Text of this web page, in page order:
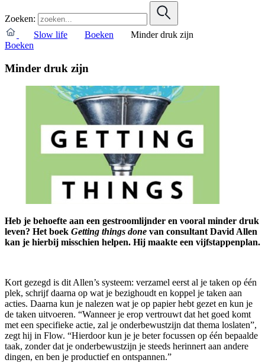
Zoeken:
Slow life
Boeken
Minder druk zijn
Boeken
Minder druk zijn
Heb je behoefte aan een gestroomlijnder en vooral minder druk
leven? Het boek Getting things done van consultant David Allen
kan je hierbij misschien helpen. Hij maakte een vijfstappenplan.
Kort gezegd is dit Allen’s systeem: verzamel eerst al je taken op één
plek, schrijf daarna op wat je bezighoudt en koppel je taken aan
acties. Daarna kun je nalezen wat je op papier hebt gezet en kun je
de taken uitvoeren. “Wanneer je erop vertrouwt dat het goed komt
met een specifieke actie, zal je onderbewustzijn dat thema loslaten”,
zegt hij in Flow. “Hierdoor kun je je beter focussen op één bepaalde
taak, zonder dat je onderbewustzijn je steeds herinnert aan andere
dingen, en ben je productief en ontspannen.”